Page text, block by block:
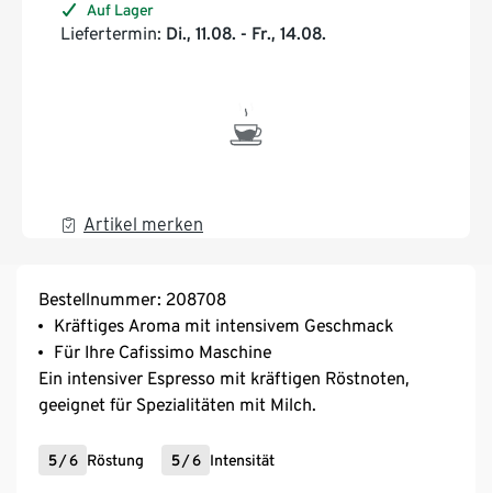
Auf Lager
Liefertermin: Di., 11.08. - Fr., 14.08.
Artikel merken
Bestellnummer: 208708
Kräftiges Aroma mit intensivem Geschmack
Für Ihre Cafissimo Maschine
Ein intensiver Espresso mit kräftigen Röstnoten,
geeignet für Spezialitäten mit Milch.
5/6 Röstung 5/6 Intensität